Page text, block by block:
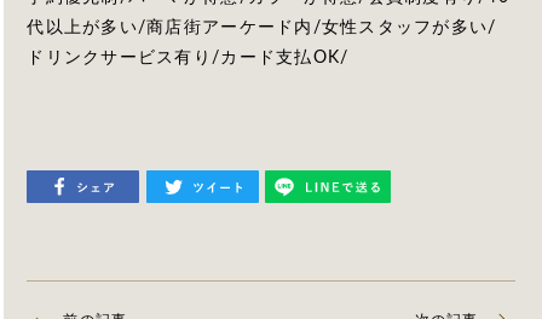
代以上が多い/商店街アーケード内/女性スタッフが多い/
ドリンクサービス有り/カード支払OK/